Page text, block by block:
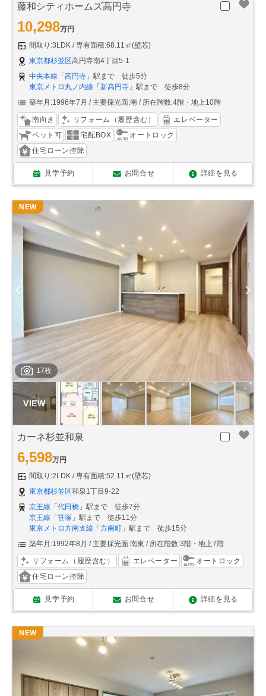
藤和シティホームズ高円寺
10,298万円
間取り:3LDK
専有面積:68.11㎡(壁芯)
東京都杉並区高円寺南4丁目5-1
中央本線 「高円寺 」駅まで 徒歩5分
東京メトロ丸ノ内線 「新高円寺 」駅まで 徒歩8分
築年月:1996年7月
主要採光面:南 所在階数:4階・地上10階
南向き リフォーム（履歴含む）
エレベーター
ペット可
宅配BOX
オートロック
住宅ローン控除
見学予約 お問合せ 詳細を見る
17枚
NEW
カーネ杉並和泉
6,598万円
間取り:2LDK
専有面積:52.11㎡(壁芯)
東京都杉並区和泉1丁目9-22
京王線 「 代田橋 」駅まで 徒歩7分
京王線 「 笹塚 」駅まで 徒歩11分
東京メトロ方南支線 「 方南町 」駅まで 徒歩15分
築年月:1992年8月
主要採光面:南東 所在階数:3階・地上7階
リフォーム（履歴含む） エレベーター
オートロック
住宅ローン控除
見学予約 お問合せ 詳細を見る
NEW